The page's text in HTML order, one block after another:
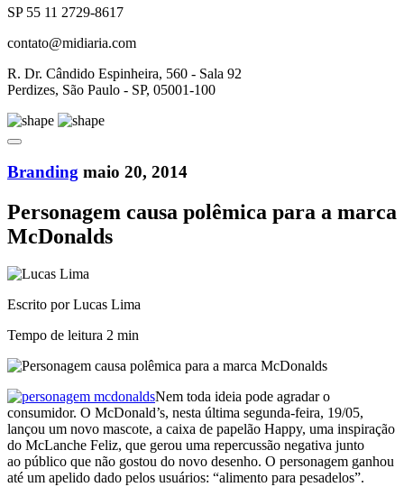
SP 55 11 2729-8617
contato@midiaria.com
R. Dr. Cândido Espinheira, 560 - Sala 92
Perdizes, São Paulo - SP, 05001-100
Branding maio 20, 2014
Personagem causa polêmica para a marca
McDonalds
Escrito por Lucas Lima
Tempo de leitura 2 min
Nem toda ideia pode agradar o
consumidor. O McDonald’s, nesta última segunda-feira, 19/05,
lançou um novo mascote, a caixa de papelão Happy, uma inspiração
do McLanche Feliz, que gerou uma repercussão negativa junto
ao público que não gostou do novo desenho. O personagem ganhou
até um apelido dado pelos usuários: “alimento para pesadelos”.